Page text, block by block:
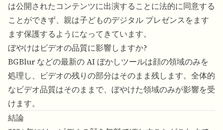
は公開されたコンテンツに出演することに法的に同意する
ことができず、親は子どものデジタル プレゼンスをます
ます保護するようになってきています。
ぼやけはビデオの品質に影響しますか?
BGBlur などの最新の AI ぼかしツールは顔の領域のみを
処理し、ビデオの残りの部分はそのまま残します。全体的
なビデオ品質はそのままで、ぼやけた領域のみが影響を受
けます。
結論